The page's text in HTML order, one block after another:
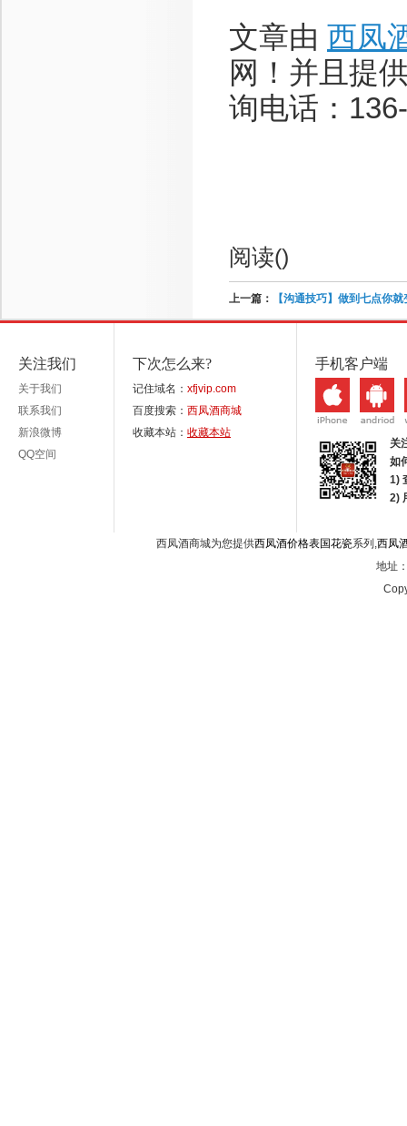
文章由 西凤
网！并且提
询电话：
阅读()
上一篇： 【沟通技巧】做到七点你
关注我们
关于我们
联系我们
新浪微博
QQ空间
下次怎么来?
记住域名： xfjvip.com
百度搜索： 西凤酒商城
收藏本站： 收藏本站
手机客户端
关
如
1)
2)
西凤酒商城为您提供西凤酒价格表国花瓷系列,西凤
地址